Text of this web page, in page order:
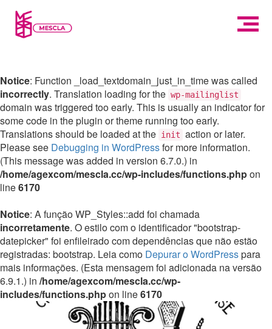
Notice: Function _load_textdomain_just_in_time was called
incorrectly. Translation loading for the wp-mailinglist
domain was triggered too early. This is usually an indicator for
some code in the plugin or theme running too early.
Translations should be loaded at the init action or later.
Please see Debugging in WordPressfor more information.
(This message was added in version 6.7.0.) in
/home/agexcom/mescla.cc/wp-includes/functions.phpon
line6170
Notice: A função WP_Styles::add foi chamada
incorretamente. O estilo com o identificador "bootstrap-
datepicker" foi enfileirado com dependências que não estão
registradas: bootstrap. Leia como Depurar o WordPresspara
mais informações. (Esta mensagem foi adicionada na versão
6.9.1.) in /home/agexcom/mescla.cc/wp-
includes/functions.phpon line6170